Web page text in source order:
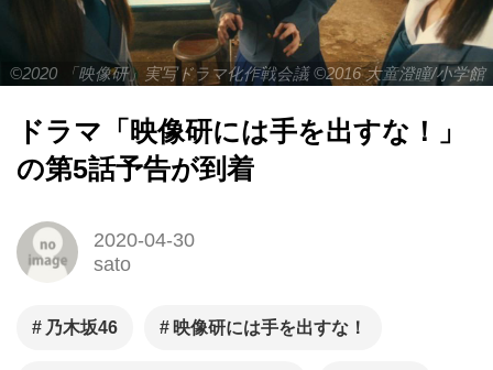
©2020 「映像研」実写ドラマ化作戦会議 ©2016 大童澄瞳/小学館
ドラマ「映像研には手を出すな！」
の第5話予告が到着
2020-04-30
sato
乃木坂46 映像研には手を出すな！